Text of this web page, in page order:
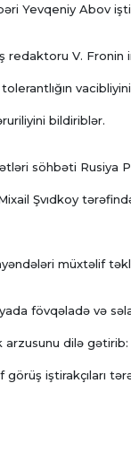
Yevqeniy Abov
redaktoru V. Fronin
bildiriblər.
söhbəti Rusiya
Şvıdkoy
müxtəlif
fövqəladə və
arzusunu dilə
görüş iştirakçıları